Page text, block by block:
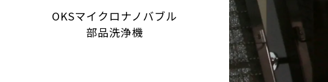
OKSマイクロナノバブル
部品洗浄機